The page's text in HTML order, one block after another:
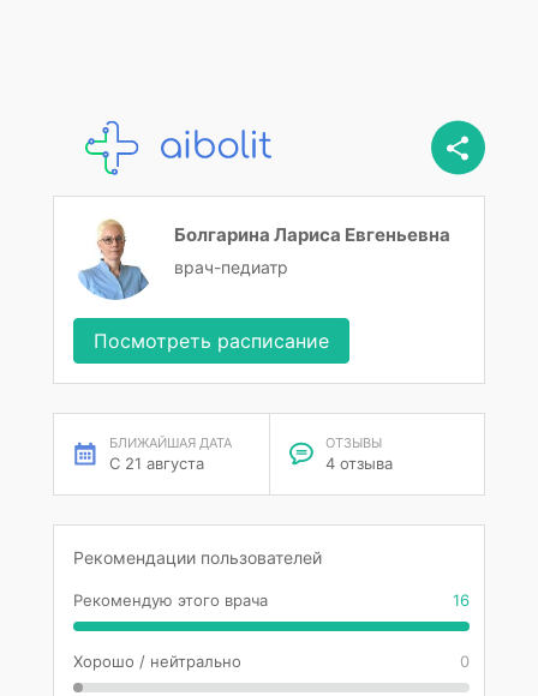
Болгарина Лариса Евгеньевна
врач-педиатр
Посмотреть расписание
БЛИЖАЙШАЯ ДАТА
С 21 августа
ОТЗЫВЫ
4 отзыва
Рекомендации пользователей
Рекомендую этого врача 16
Хорошо / нейтрально 0